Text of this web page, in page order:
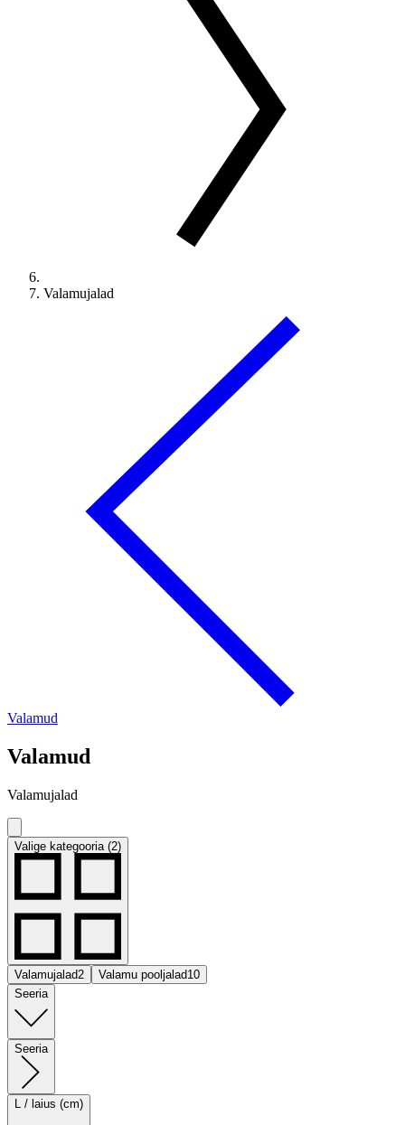
Valamujalad
Valamud
Valamud
Valamujalad
Valige kategooria (2)
Valamujalad2 Valamu pooljalad10
Seeria
Seeria
L / laius (cm)